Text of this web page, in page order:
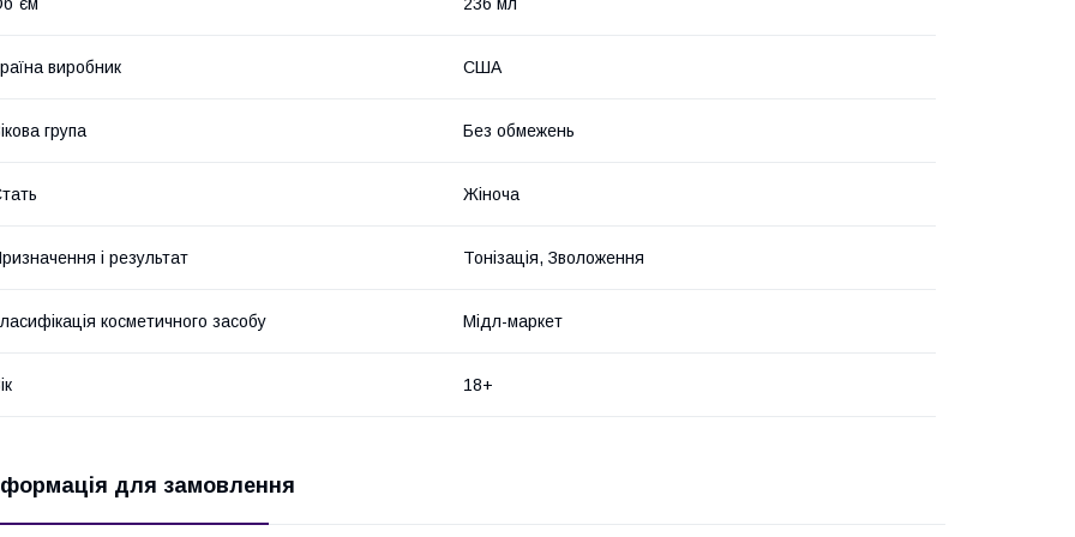
236 мл
виробник США
група Без обмежень
Жіноча
і результат Тонізація, Зволоження
косметичного засобу Мідл-маркет
18+
для замовлення